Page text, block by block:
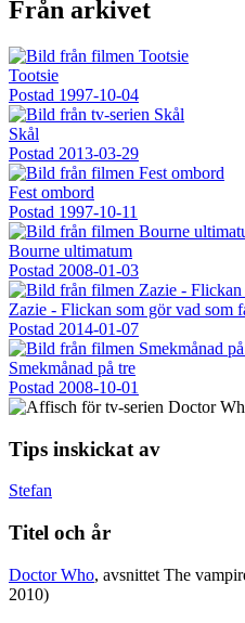
Från arkivet
Tootsie
Postad 1997-10-04
Skål
Postad 2013-03-29
Fest ombord
Postad 1997-10-11
Bourne ultimatum
Postad 2008-01-03
Zazie - Flickan som gör vad som
Postad 2014-01-07
Smekmånad på tre
Postad 2008-10-01
Tips inskickat av
Stefan
Titel och år
Doctor Who, avsnittet The
2010)